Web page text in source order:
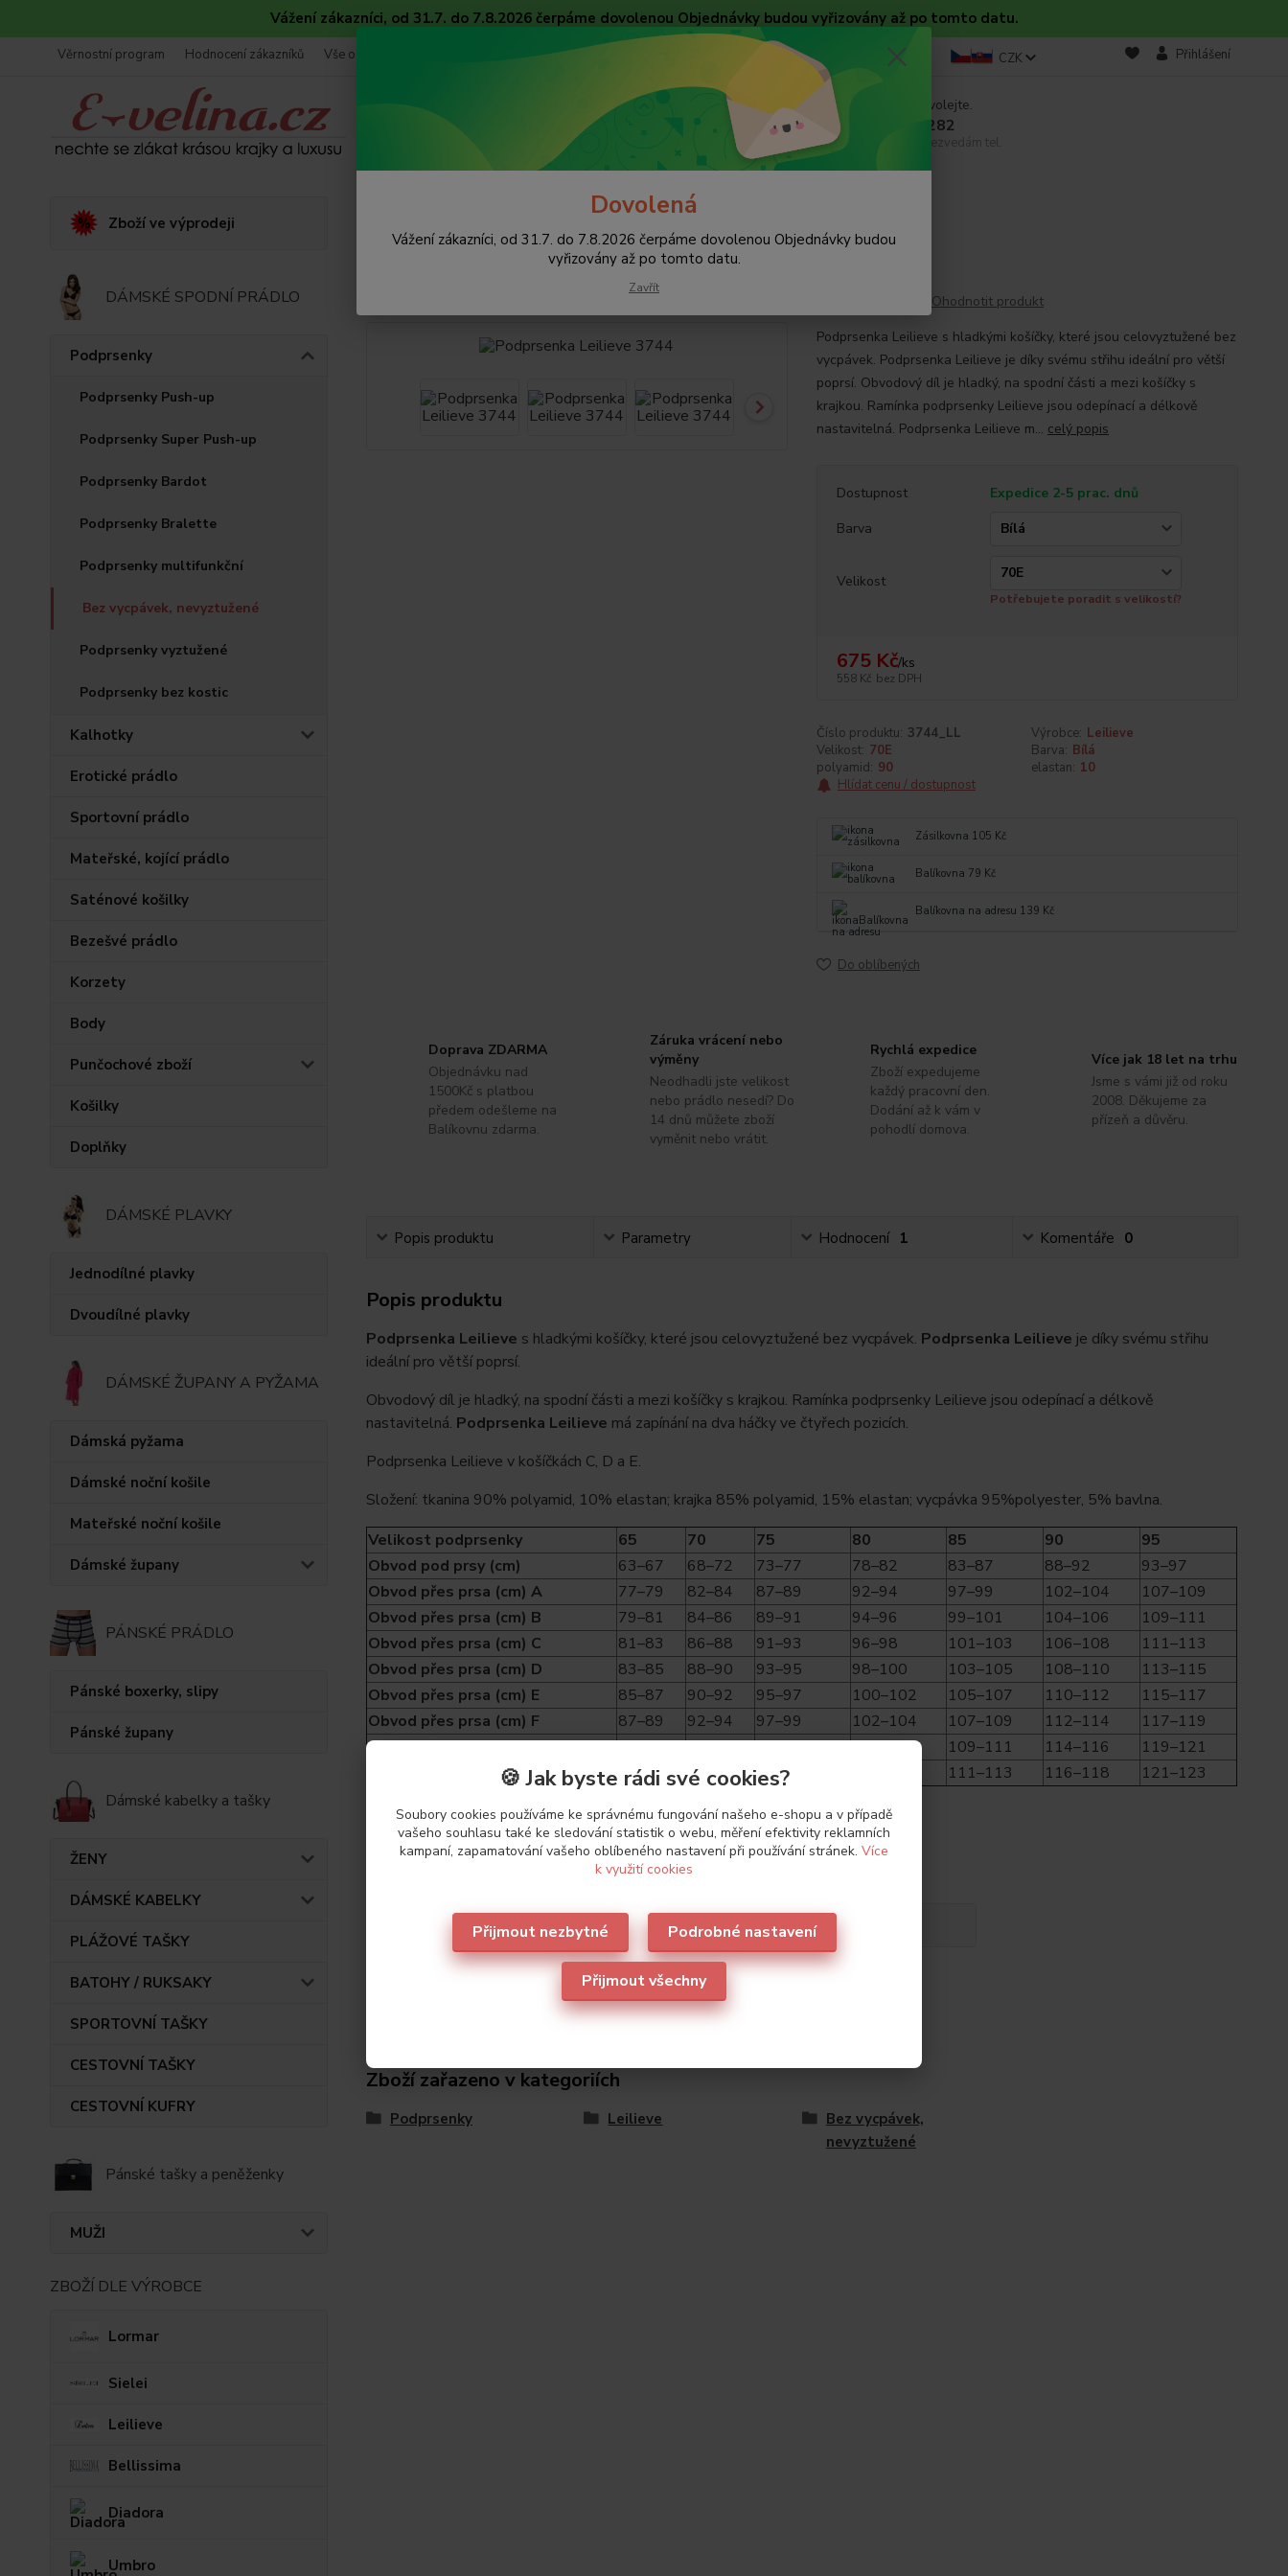
Vážení zákazníci, od 31.7. do 7.8.2026 čerpáme dovolenou Objednávky budou vyřizovány až po tomto datu.
Věrnostní program Hodnocení zákazníků Vše o nákupu Obchodní podmínky Tabulky velikostí Ochrana osobních údajů Blog CZK Přihlášení
Hledat
Nevíte si rady? Zavolejte.
+420 608 754 282
pište email, pokud nezvedám tel.
Zboží ve výprodeji
DÁMSKÉ SPODNÍ PRÁDLO
Podprsenky
Podprsenky Push-up
Podprsenky Super Push-up
Podprsenky Bardot
Podprsenky Bralette
Podprsenky multifunkční
Bez vycpávek, nevyztužené
Podprsenky vyztužené
Podprsenky bez kostic
Kalhotky
Erotické prádlo
Sportovní prádlo
Mateřské, kojící prádlo
Saténové košilky
Bezešvé prádlo
Korzety
Body
Punčochové zboží
Košilky
Doplňky
DÁMSKÉ PLAVKY
Jednodílné plavky
Dvoudílné plavky
DÁMSKÉ ŽUPANY A PYŽAMA
Dámská pyžama
Dámské noční košile
Mateřské noční košile
Dámské župany
PÁNSKÉ PRÁDLO
Pánské boxerky, slipy
Pánské župany
Dámské kabelky a tašky
ŽENY
DÁMSKÉ KABELKY
PLÁŽOVÉ TAŠKY
BATOHY / RUKSAKY
SPORTOVNÍ TAŠKY
CESTOVNÍ TAŠKY
CESTOVNÍ KUFRY
Pánské tašky a peněženky
MUŽI
ZBOŽÍ DLE VÝROBCE
Lormar
Sielei
Leilieve
Bellissima
Diadora
Umbro
Bez vycpávek, nevyztužené Podprsenka Leilieve 3744
Podprsenka Leilieve 3744
Ohodnotit produkt
Podprsenka Leilieve s hladkými košíčky, které jsou celovyztužené bez
vycpávek. Podprsenka Leilieve je díky svému střihu ideální pro větší
poprsí. Obvodový díl je hladký, na spodní části a mezi košíčky s
krajkou. Ramínka podprsenky Leilieve jsou odepínací a délkově
nastavitelná. Podprsenka Leilieve m... celý popis
Dostupnost
Expedice 2-5 prac. dnů
Barva
Velikost
Potřebujete poradit s velikostí?
675 Kč/ks
558 Kč bez DPH
Číslo produktu: 3744_LL Výrobce: Leilieve
Velikost: 70E Barva: Bílá
polyamid: 90 elastan: 10
Hlídat cenu / dostupnost
Zásilkovna 105 Kč
Balíkovna 79 Kč
Balíkovna na adresu 139 Kč
Do oblíbených
Doprava ZDARMA
Objednávku nad
1500Kč s platbou
předem odešleme na
Balíkovnu zdarma.
Záruka vrácení nebo
výměny
Neodhadli jste velikost
nebo prádlo nesedí? Do
14 dnů můžete zboží
vyměnit nebo vrátit.
Rychlá expedice
Zboží expedujeme
každý pracovní den.
Dodání až k vám v
pohodlí domova.
Více jak 18 let na trhu
Jsme s vámi již od roku
2008. Děkujeme za
přízeň a důvěru.
Popis produktu Parametry Hodnocení 1 Komentáře 0
Popis produktu
Podprsenka Leilieve s hladkými košíčky, které jsou celovyztužené bez vycpávek. Podprsenka Leilieve je díky svému střihu
ideální pro větší poprsí.
Obvodový díl je hladký, na spodní části a mezi košíčky s krajkou. Ramínka podprsenky Leilieve jsou odepínací a délkově
nastavitelná. Podprsenka Leilieve má zapínání na dva háčky ve čtyřech pozicích.
Podprsenka Leilieve v košíčkách C, D a E.
Složení: tkanina 90% polyamid, 10% elastan; krajka 85% polyamid, 15% elastan; vycpávka 95%polyester, 5% bavlna.
Velikost podprsenky
65 70 75 80 85 90
95
Obvod pod prsy (cm)
63–67 68–72 73–77 78–82 83–87 88–92
93–97
Obvod přes prsa (cm) A
77–79 82–84 87–89 92–94 97–99 102–104
107–109
Obvod přes prsa (cm) B
79–81 84–86 89–91 94–96 99–101 104–106
109–111
Obvod přes prsa (cm) C
81–83 86–88 91–93 96–98 101–103 106–108
111–113
Obvod přes prsa (cm) D
83–85 88–90 93–95 98–100 103–105 108–110
113–115
Obvod přes prsa (cm) E
85–87 90–92 95–97 100–102 105–107 110–112
115–117
Obvod přes prsa (cm) F
87–89 92–94 97–99 102–104 107–109 112–114
117–119
Obvod přes prsa (cm) G
89–91 94–96 99–101 104–106 109–111 114–116
119–121
Obvod přes prsa (cm) H
91–93 96–98 101–103 111–113 116–118 121–123
Leilieve
Zboží zařazeno v kategoriích
Podprsenky Leilieve
Bez vycpávek,
nevyztužené
Dovolená
Vážení zákazníci, od 31.7. do 7.8.2026 čerpáme dovolenou Objednávky budou
vyřizovány až po tomto datu.
Zavřít
🍪 Jak byste rádi své cookies?
Soubory cookies používáme ke správnému fungování našeho e-shopu a v případě
vašeho souhlasu také ke sledování statistik o webu, měření efektivity reklamních
kampaní, zapamatování vašeho oblíbeného nastavení při používání stránek. Více
k využití cookies
Přijmout nezbytné Podrobné nastavení
Přijmout všechny